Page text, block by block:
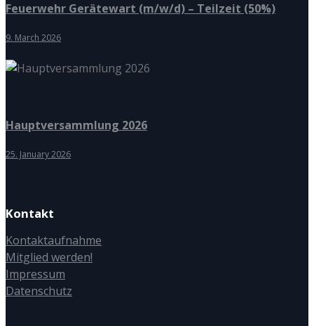
Feuerwehr Gerätewart (m/w/d) – Teilzeit (50%)
9. March 2026
Hauptversammlung 2026
25. January 2026
Kontakt
Kontaktaufnahme
Mitglied werden!
Impressum
Datenschutz